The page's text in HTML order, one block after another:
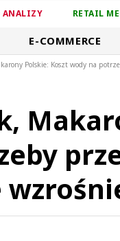
ANALIZY RETAIL
E-COMMERCE
Polskie: Koszt wody na